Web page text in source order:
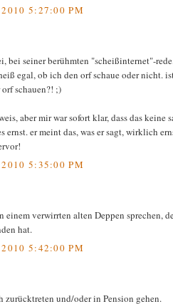
5:27:00 PM
bei seiner berühmten "scheißinternet"-
egal, ob ich den orf schaue oder nicht.
schauen?! ;)
aber mir war sofort klar, dass das keine
ernst. er meint das, was er sagt, wirklich
5:35:00 PM
einem verwirrten alten Deppen sprechen,
hat.
5:42:00 PM
zurücktreten und/oder in Pension gehen.